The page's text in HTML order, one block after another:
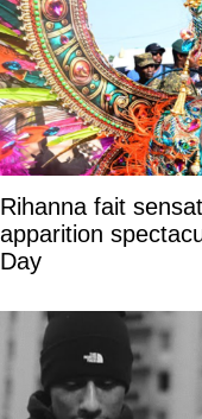
Rihanna fait
apparition
Day